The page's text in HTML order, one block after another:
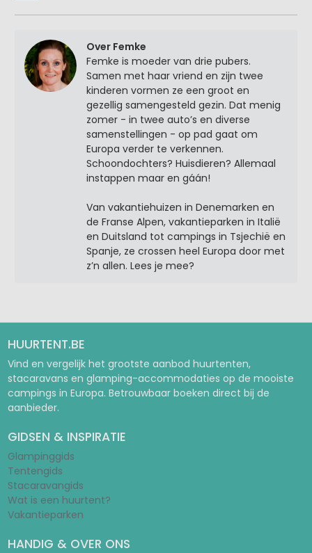
Over Femke
Femke is moeder van drie pubers.
Samen met haar vriend en zijn twee
kinderen vormen ze een groot en
gezellig samengesteld gezin. Dat menig
zomer - in twee auto’s en diverse
samenstellingen - op pad gaat om
Europa verder te verkennen.
Schoondochters? Huisdieren? Allemaal
instappen maar en gáán!
Van vakantiehuizen in Denemarken en
de Franse Alpen, vakantieparken in Italië
en Duitsland tot campings in Tsjechië en
Spanje, ze crossen heel Europa door met
z’n allen. Lees je mee?
HUURTENT.BE
Vind en vergelijk het grootste aanbod huurtenten,
stacaravans en glamping-accommodaties op de mooiste
campings in Europa. Betrouwbaar boeken direct bij de
aanbieder.
GIDSEN & INSPIRATIE
Glampinggids
Tentengids
Stacaravangids
Wat is een huurtent?
Vakantieparken
HANDIG & OVER ONS